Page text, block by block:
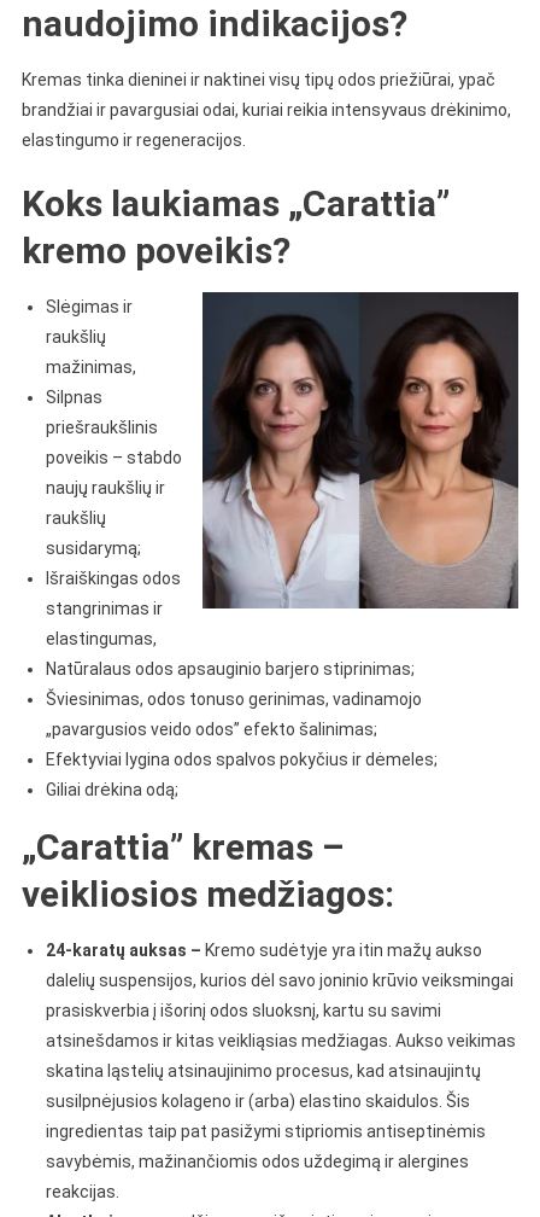
naudojimo indikacijos?
Kremas tinka dieninei ir naktinei visų tipų odos priežiūrai, ypač
brandžiai ir pavargusiai odai, kuriai reikia intensyvaus drėkinimo,
elastingumo ir regeneracijos.
Koks laukiamas „Carattia”
kremo poveikis?
Slėgimas ir
raukšlių
mažinimas,
Silpnas
priešraukšlinis
poveikis – stabdo
naujų raukšlių ir
raukšlių
susidarymą;
Išraiškingas odos
stangrinimas ir
elastingumas,
Natūralaus odos apsauginio barjero stiprinimas;
Šviesinimas, odos tonuso gerinimas, vadinamojo
„pavargusios veido odos” efekto šalinimas;
Efektyviai lygina odos spalvos pokyčius ir dėmeles;
Giliai drėkina odą;
„Carattia” kremas –
veikliosios medžiagos:
24-karatų auksas – Kremo sudėtyje yra itin mažų aukso
dalelių suspensijos, kurios dėl savo joninio krūvio veiksmingai
prasiskverbia į išorinį odos sluoksnį, kartu su savimi
atsinešdamos ir kitas veikliąsias medžiagas. Aukso veikimas
skatina ląstelių atsinaujinimo procesus, kad atsinaujintų
susilpnėjusios kolageno ir (arba) elastino skaidulos. Šis
ingredientas taip pat pasižymi stipriomis antiseptinėmis
savybėmis, mažinančiomis odos uždegimą ir alergines
reakcijas.